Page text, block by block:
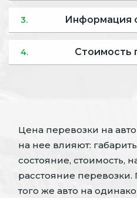
3. Информация
4. Стоимость
Цена перевозки на
на нее влияют:
состояние, стоимость,
расстояние
того же авто на